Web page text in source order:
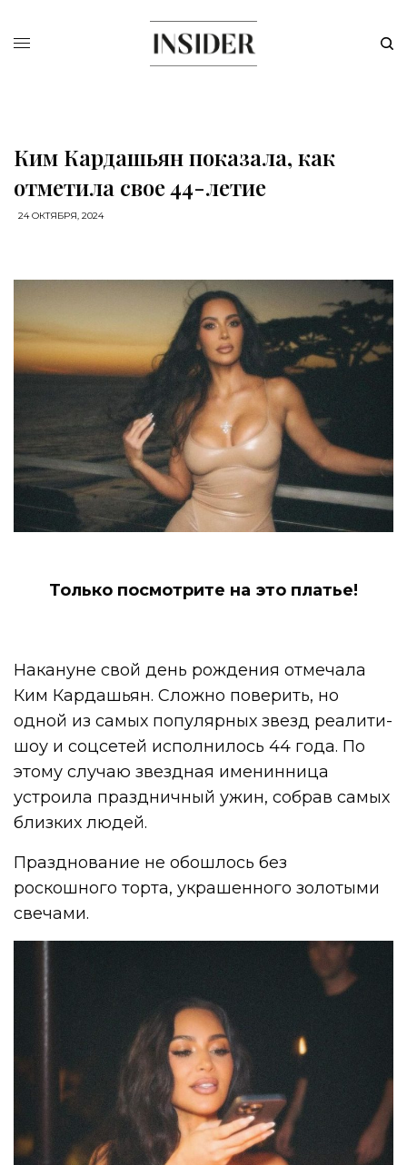
Ким Кардашьян показала, как
отметила свое 44-летие
24 ОКТЯБРЯ, 2024
Только посмотрите на это платье!
Накануне свой день рождения отмечала
Ким Кардашьян. Сложно поверить, но
одной из самых популярных звезд реалити-
шоу и соцсетей исполнилось 44 года. По
этому случаю звездная именинница
устроила праздничный ужин, собрав самых
близких людей.
Празднование не обошлось без
роскошного торта, украшенного золотыми
свечами.